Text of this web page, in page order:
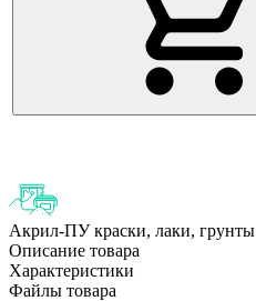
Акрил-ПУ краски, лаки, грунты
Описание товара
Характеристики
Файлы товара